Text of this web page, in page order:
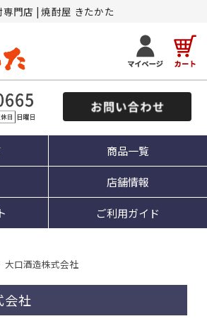
専門店 | 焼酎屋 きたかた
商品一覧
店舗情報
ご利用ガイド
大口酒造株式会社
会社